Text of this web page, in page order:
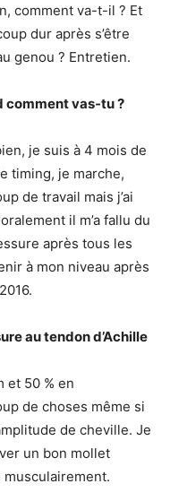
comment va-t-il ? Et
dur après s’être
genou ? Entretien.
comment vas-tu ?
je suis à 4 mois de
timing, je marche,
de travail mais j’ai
il m’a fallu du
après tous les
à mon niveau après
au tendon d’Achille
et 50 % en
de choses même si
de cheville. Je
un bon mollet
musculairement.